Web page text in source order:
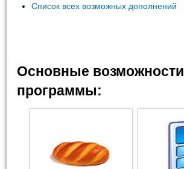
Список всех возможных дополнений
Основные возможности
программы: